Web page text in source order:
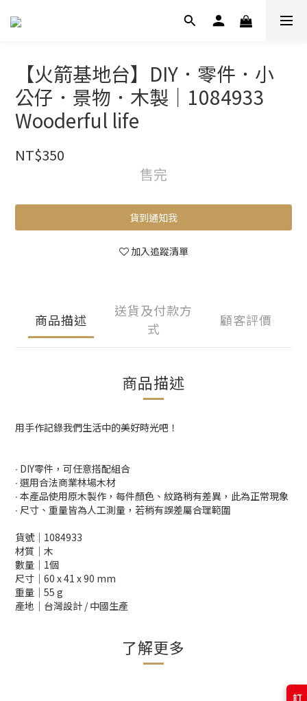
【火箭基地台】DIY．零件．小
公仔．景物．木製｜1084933
Wooderful life
NT$350
售完
貨到通知我
加入追蹤清單
商品描述
送貨及付款方
式
顧客評價
商品描述
用手作記錄我們生活中的美好時光吧！
∙ DIY零件，可任意搭配組合
∙ 選用合法商業林場木材
∙ 本產品使用原木製作，每件顏色、紋路稍有差異，此為正常現象
∙ 尺寸、重量皆為人工測量，若稍有誤差屬合理範圍
貨號│1084933
材質│木
數量│1個
尺寸│60 x 41 x 90 mm
重量│55 g
產地│台灣設計 / 中國生產
了解更多